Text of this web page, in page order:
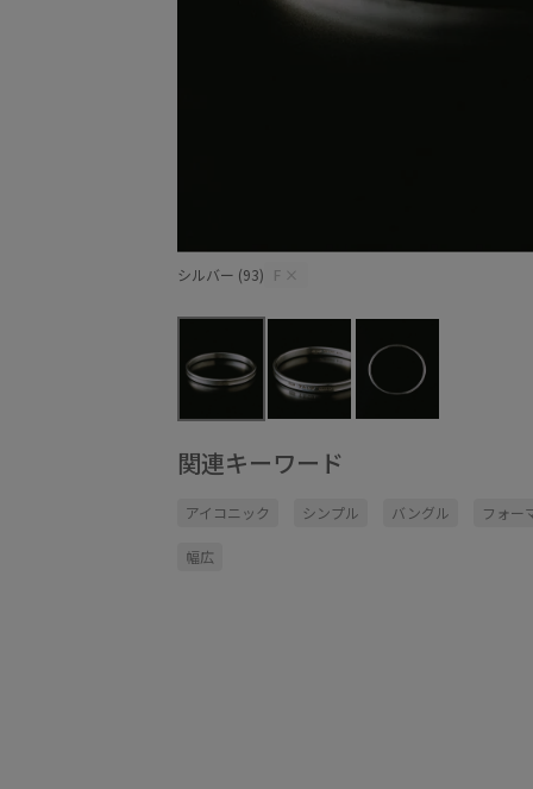
シルバー (93) F ×
関連キーワード
アイコニック シンプル バングル フォー
幅広